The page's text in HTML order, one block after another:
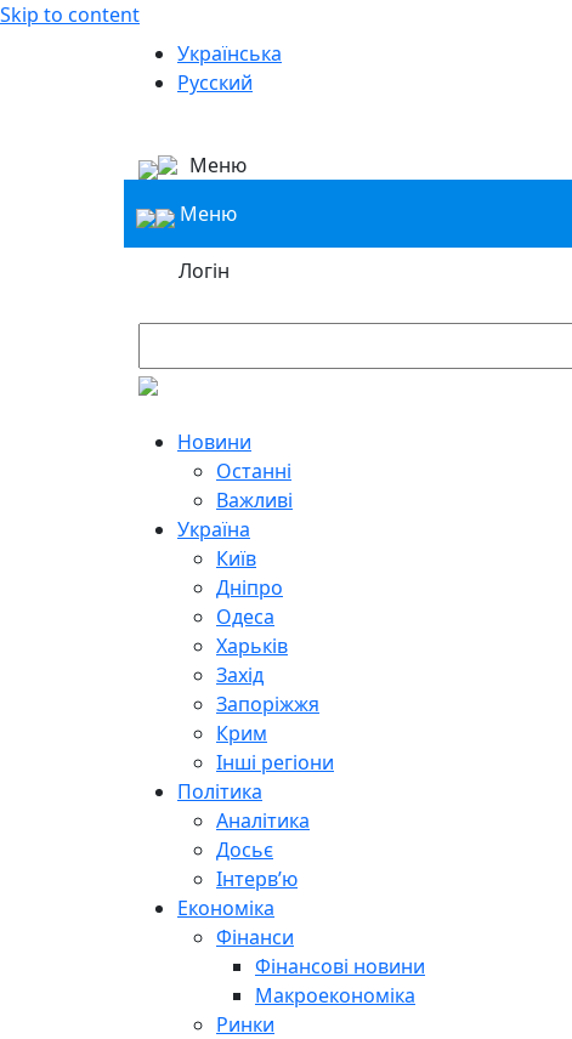
Skip to content
Українська
Русский
Меню
Меню
Логін
Новини
Останні
Важливі
Україна
Київ
Дніпро
Одеса
Харьків
Захід
Запоріжжя
Крим
Інші регіони
Політика
Аналітика
Досьє
Інтерв’ю
Економіка
Фінанси
Фінансові новини
Макроекономіка
Ринки